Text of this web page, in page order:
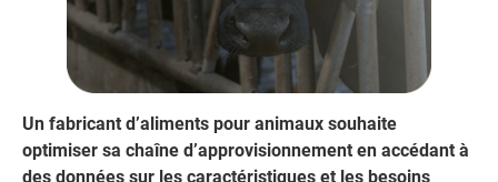
Un fabricant d’aliments pour animaux souhaite
optimiser sa chaîne d’approvisionnement en accédant à
des données sur les caractéristiques et les besoins